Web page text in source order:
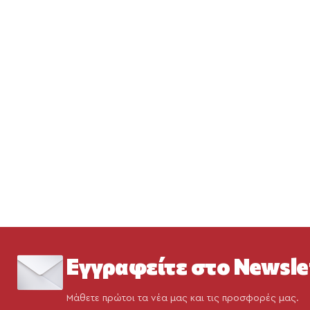
Εγγραφείτε στο
Μάθετε πρώτοι τα νέα μας και τις προσφορές μας.